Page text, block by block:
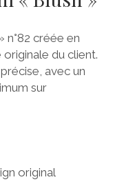
n°82 créée en
du client.
avec un
sur
original